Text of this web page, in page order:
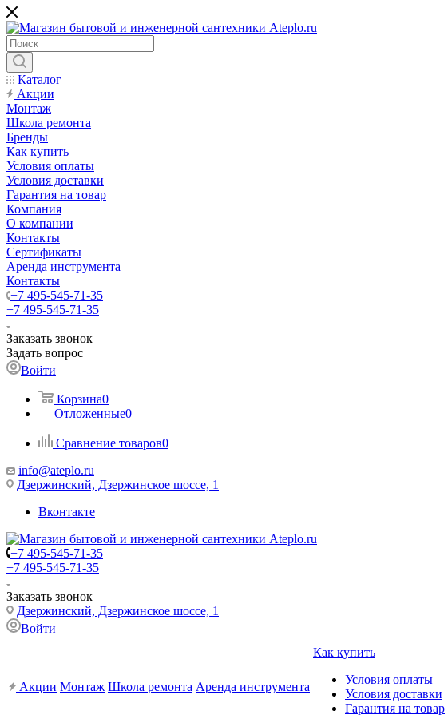
Каталог
Акции
Монтаж
Школа ремонта
Бренды
Как купить
Условия оплаты
Условия доставки
Гарантия на товар
Компания
О компании
Контакты
Сертификаты
Аренда инструмента
Контакты
+7 495-545-71-35
+7 495-545-71-35
Заказать звонок
Задать вопрос
Войти
Корзина0
Отложенные0
Сравнение товаров0
info@ateplo.ru
Дзержинский, Дзержинское шоссе, 1
Вконтакте
+7 495-545-71-35
+7 495-545-71-35
Заказать звонок
Дзержинский, Дзержинское шоссе, 1
Войти
Акции Монтаж Школа ремонта Аренда инструмента
Как купить
Условия оплаты
Условия доставки
Гарантия на товар